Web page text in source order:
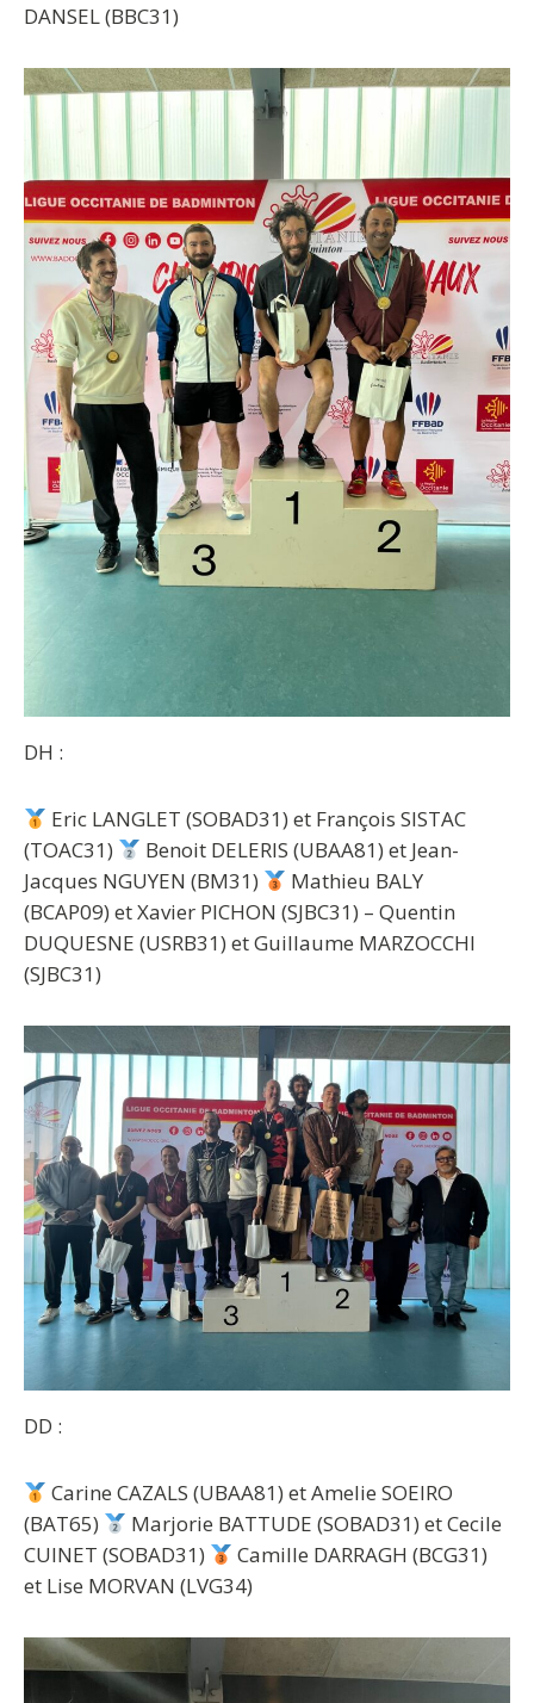
DANSEL (BBC31)
DH :
Eric LANGLET (SOBAD31) et François SISTAC
(TOAC31)
Benoit DELERIS (UBAA81) et Jean-
Jacques NGUYEN (BM31)
Mathieu BALY
(BCAP09) et Xavier PICHON (SJBC31) – Quentin
DUQUESNE (USRB31) et Guillaume MARZOCCHI
(SJBC31)
DD :
Carine CAZALS (UBAA81) et Amelie SOEIRO
(BAT65)
Marjorie BATTUDE (SOBAD31) et Cecile
CUINET (SOBAD31)
Camille DARRAGH (BCG31)
et Lise MORVAN (LVG34)